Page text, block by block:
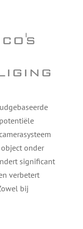
onder
significant
verbetert
bij